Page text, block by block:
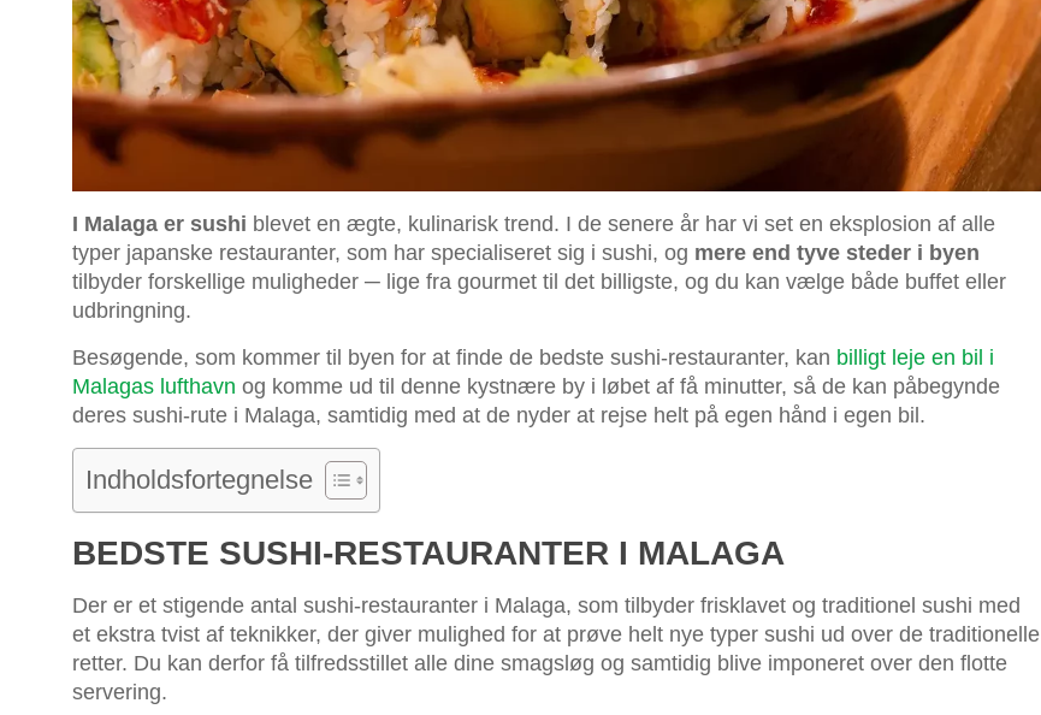
I Malaga er sushi blevet en ægte, kulinarisk trend. I de senere år har vi set en eksplosion af alle
typer japanske restauranter, som har specialiseret sig i sushi, og mere end tyve steder i byen
tilbyder forskellige muligheder ─ lige fra gourmet til det billigste, og du kan vælge både buffet eller
udbringning.
Besøgende, som kommer til byen for at finde de bedste sushi-restauranter, kan billigt leje en bil i
Malagas lufthavn og komme ud til denne kystnære by i løbet af få minutter, så de kan påbegynde
deres sushi-rute i Malaga, samtidig med at de nyder at rejse helt på egen hånd i egen bil.
Indholdsfortegnelse
BEDSTE SUSHI-RESTAURANTER I MALAGA
Der er et stigende antal sushi-restauranter i Malaga, som tilbyder frisklavet og traditionel sushi med
et ekstra tvist af teknikker, der giver mulighed for at prøve helt nye typer sushi ud over de traditionelle
retter. Du kan derfor få tilfredsstillet alle dine smagsløg og samtidig blive imponeret over den flotte
servering.